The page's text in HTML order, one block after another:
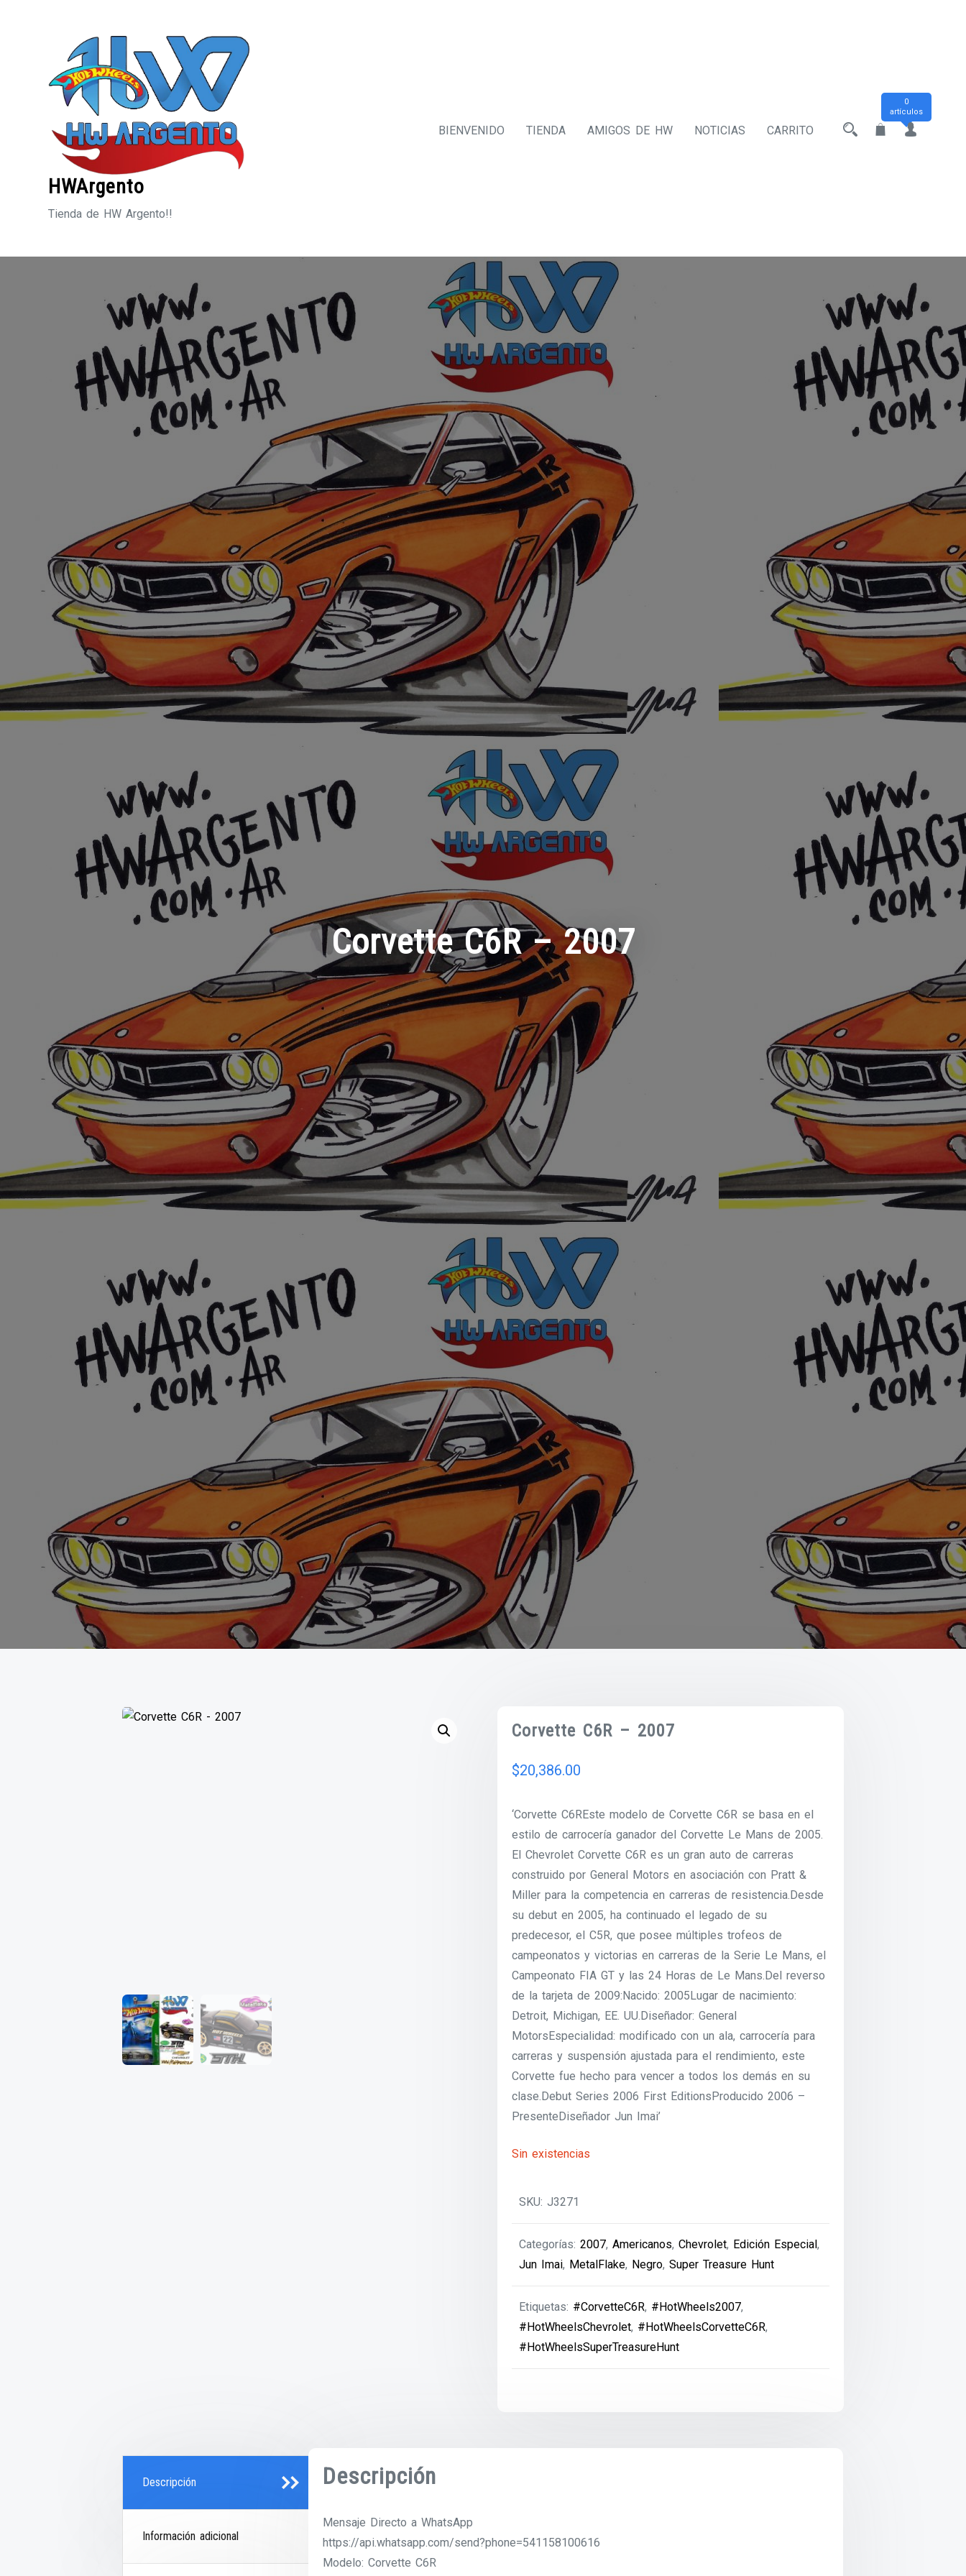
HWArgento
Tienda de HW Argento!!
BIENVENIDO TIENDA AMIGOS DE HW NOTICIAS CARRITO
0
artículos
Corvette C6R – 2007
Corvette C6R – 2007
$20,386.00
‘Corvette C6REste modelo de Corvette C6R se basa en el
estilo de carrocería ganador del Corvette Le Mans de 2005.
El Chevrolet Corvette C6R es un gran auto de carreras
construido por General Motors en asociación con Pratt &
Miller para la competencia en carreras de resistencia.Desde
su debut en 2005, ha continuado el legado de su
predecesor, el C5R, que posee múltiples trofeos de
campeonatos y victorias en carreras de la Serie Le Mans, el
Campeonato FIA GT y las 24 Horas de Le Mans.Del reverso
de la tarjeta de 2009:Nacido: 2005Lugar de nacimiento:
Detroit, Michigan, EE. UU.Diseñador: General
MotorsEspecialidad: modificado con un ala, carrocería para
carreras y suspensión ajustada para el rendimiento, este
Corvette fue hecho para vencer a todos los demás en su
clase.Debut Series 2006 First EditionsProducido 2006 –
PresenteDiseñador Jun Imai’
Sin existencias
SKU:J3271
Categorías:2007,Americanos,Chevrolet, Edición Especial,
Jun Imai, MetalFlake, Negro,Super Treasure Hunt
Etiquetas: #CorvetteC6R, #HotWheels2007,
#HotWheelsChevrolet, #HotWheelsCorvetteC6R,
#HotWheelsSuperTreasureHunt
Descripción
Información adicional
Descripción
Mensaje Directo a WhatsApp
https://api.whatsapp.com/send?phone=541158100616
Modelo: Corvette C6R